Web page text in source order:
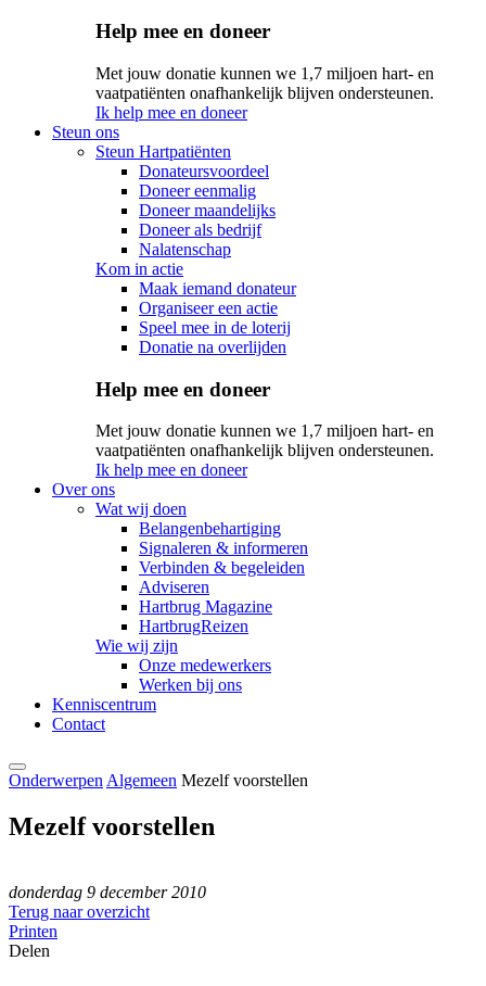
Help mee en doneer
Met jouw donatie kunnen we 1,7 miljoen hart- en
vaatpatiënten onafhankelijk blijven ondersteunen.
Ik help mee en doneer
Steun ons
Steun Hartpatiënten
Donateursvoordeel
Doneer eenmalig
Doneer maandelijks
Doneer als bedrijf
Nalatenschap
Kom in actie
Maak iemand donateur
Organiseer een actie
Speel mee in de loterij
Donatie na overlijden
Help mee en doneer
Met jouw donatie kunnen we 1,7 miljoen hart- en
vaatpatiënten onafhankelijk blijven ondersteunen.
Ik help mee en doneer
Over ons
Wat wij doen
Belangenbehartiging
Signaleren & informeren
Verbinden & begeleiden
Adviseren
Hartbrug Magazine
HartbrugReizen
Wie wij zijn
Onze medewerkers
Werken bij ons
Kenniscentrum
Contact
OnderwerpenAlgemeen Mezelf voorstellen
Mezelf voorstellen
donderdag 9 december 2010
Terug naar overzicht
Printen
Delen